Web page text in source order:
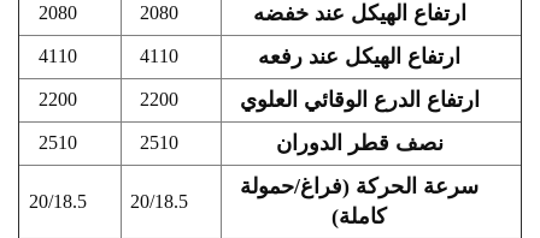
ارتفاع الهيكل عند خفضه 2080
2080
ارتفاع الهيكل عند رفعه 4110
4110
ارتفاع الدرع الوقائي العلوي 2200
2200
نصف قطر الدوران 2510
2510
سرعة الحركة (فراغ/حمولة
كاملة)
20/18.5
20/18.5